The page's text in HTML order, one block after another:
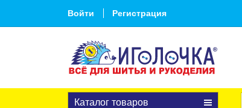
Войти Регистрация
Каталог товаров